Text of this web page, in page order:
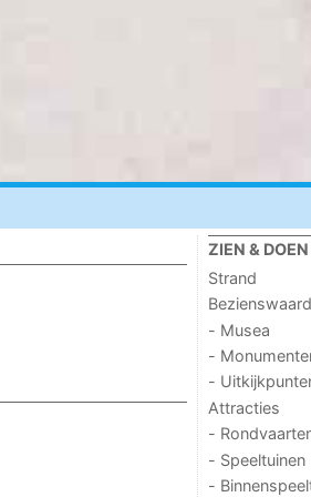
ZIEN & DOEN
Strand
- Musea
-
-
Attracties
-
- Speeltuinen
-